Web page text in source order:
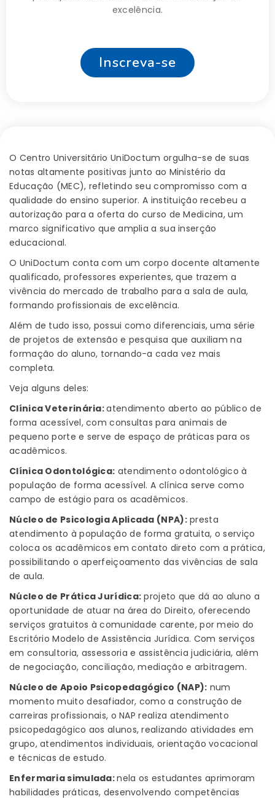
excelência.
Inscreva-se
O Centro Universitário UniDoctum orgulha-se de suas
notas altamente positivas junto ao Ministério da
Educação (MEC), refletindo seu compromisso com a
qualidade do ensino superior. A instituição recebeu a
autorização para a oferta do curso de Medicina, um
marco significativo que amplia a sua inserção
educacional.
O UniDoctum conta com um corpo docente altamente
qualificado, professores experientes, que trazem a
vivência do mercado de trabalho para a sala de aula,
formando profissionais de excelência.
Além de tudo isso, possui como diferenciais, uma série
de projetos de extensão e pesquisa que auxiliam na
formação do aluno, tornando-a cada vez mais
completa.
Veja alguns deles:
Clínica Veterinária:atendimento aberto ao público de
forma acessível, com consultas para animais de
pequeno porte e serve de espaço de práticas para os
acadêmicos.
Clínica Odontológica: atendimento odontológico à
população de forma acessível. A clínica serve como
campo de estágio para os acadêmicos.
Núcleo de Psicologia Aplicada (NPA):presta
atendimento à população de forma gratuita, o serviço
coloca os acadêmicos em contato direto com a prática,
possibilitando o aperfeiçoamento das vivências de sala
de aula.
Núcleo de Prática Jurídica: projeto que dá ao aluno a
oportunidade de atuar na área do Direito, oferecendo
serviços gratuitos à comunidade carente, por meio do
Escritório Modelo de Assistência Jurídica. Com serviços
em consultoria, assessoria e assistência judiciária, além
de negociação, conciliação, mediação e arbitragem.
Núcleo de Apoio Psicopedagógico (NAP): num
momento muito desafiador, como a construção de
carreiras profissionais, o NAP realiza atendimento
psicopedagógico aos alunos, realizando atividades em
grupo, atendimentos individuais, orientação vocacional
e técnicas de estudo.
Enfermaria simulada:nela os estudantes aprimoram
habilidades práticas, desenvolvendo competências